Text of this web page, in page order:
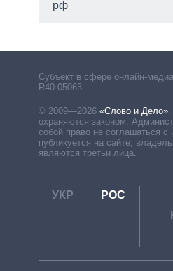
рф
Субъект в сфере онлайн-
R40-05063
© 2009—2026 «Слово и Дело».
охраняются законом.
собой право не соглашаться с
публикуется на сайте,
являются третьи лица.
УКР РОС